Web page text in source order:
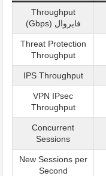
Throughput
فایروال (Gbps)
Threat Protection
Throughput
IPS Throughput
VPN IPsec
Throughput
Concurrent
Sessions
New Sessions per
Second